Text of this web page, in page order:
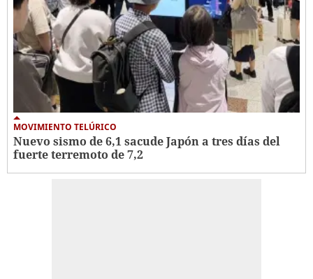
MOVIMIENTO TELÚRICO
Nuevo sismo de 6,1 sacude Japón a tres días del
fuerte terremoto de 7,2